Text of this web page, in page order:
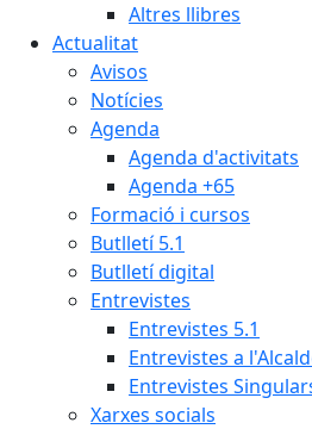
Altres llibres
Actualitat
Avisos
Notícies
Agenda
Agenda d'activitats
Agenda +65
Formació i cursos
Butlletí 5.1
Butlletí digital
Entrevistes
Entrevistes 5.1
Entrevistes a
Entrevistes
Xarxes socials